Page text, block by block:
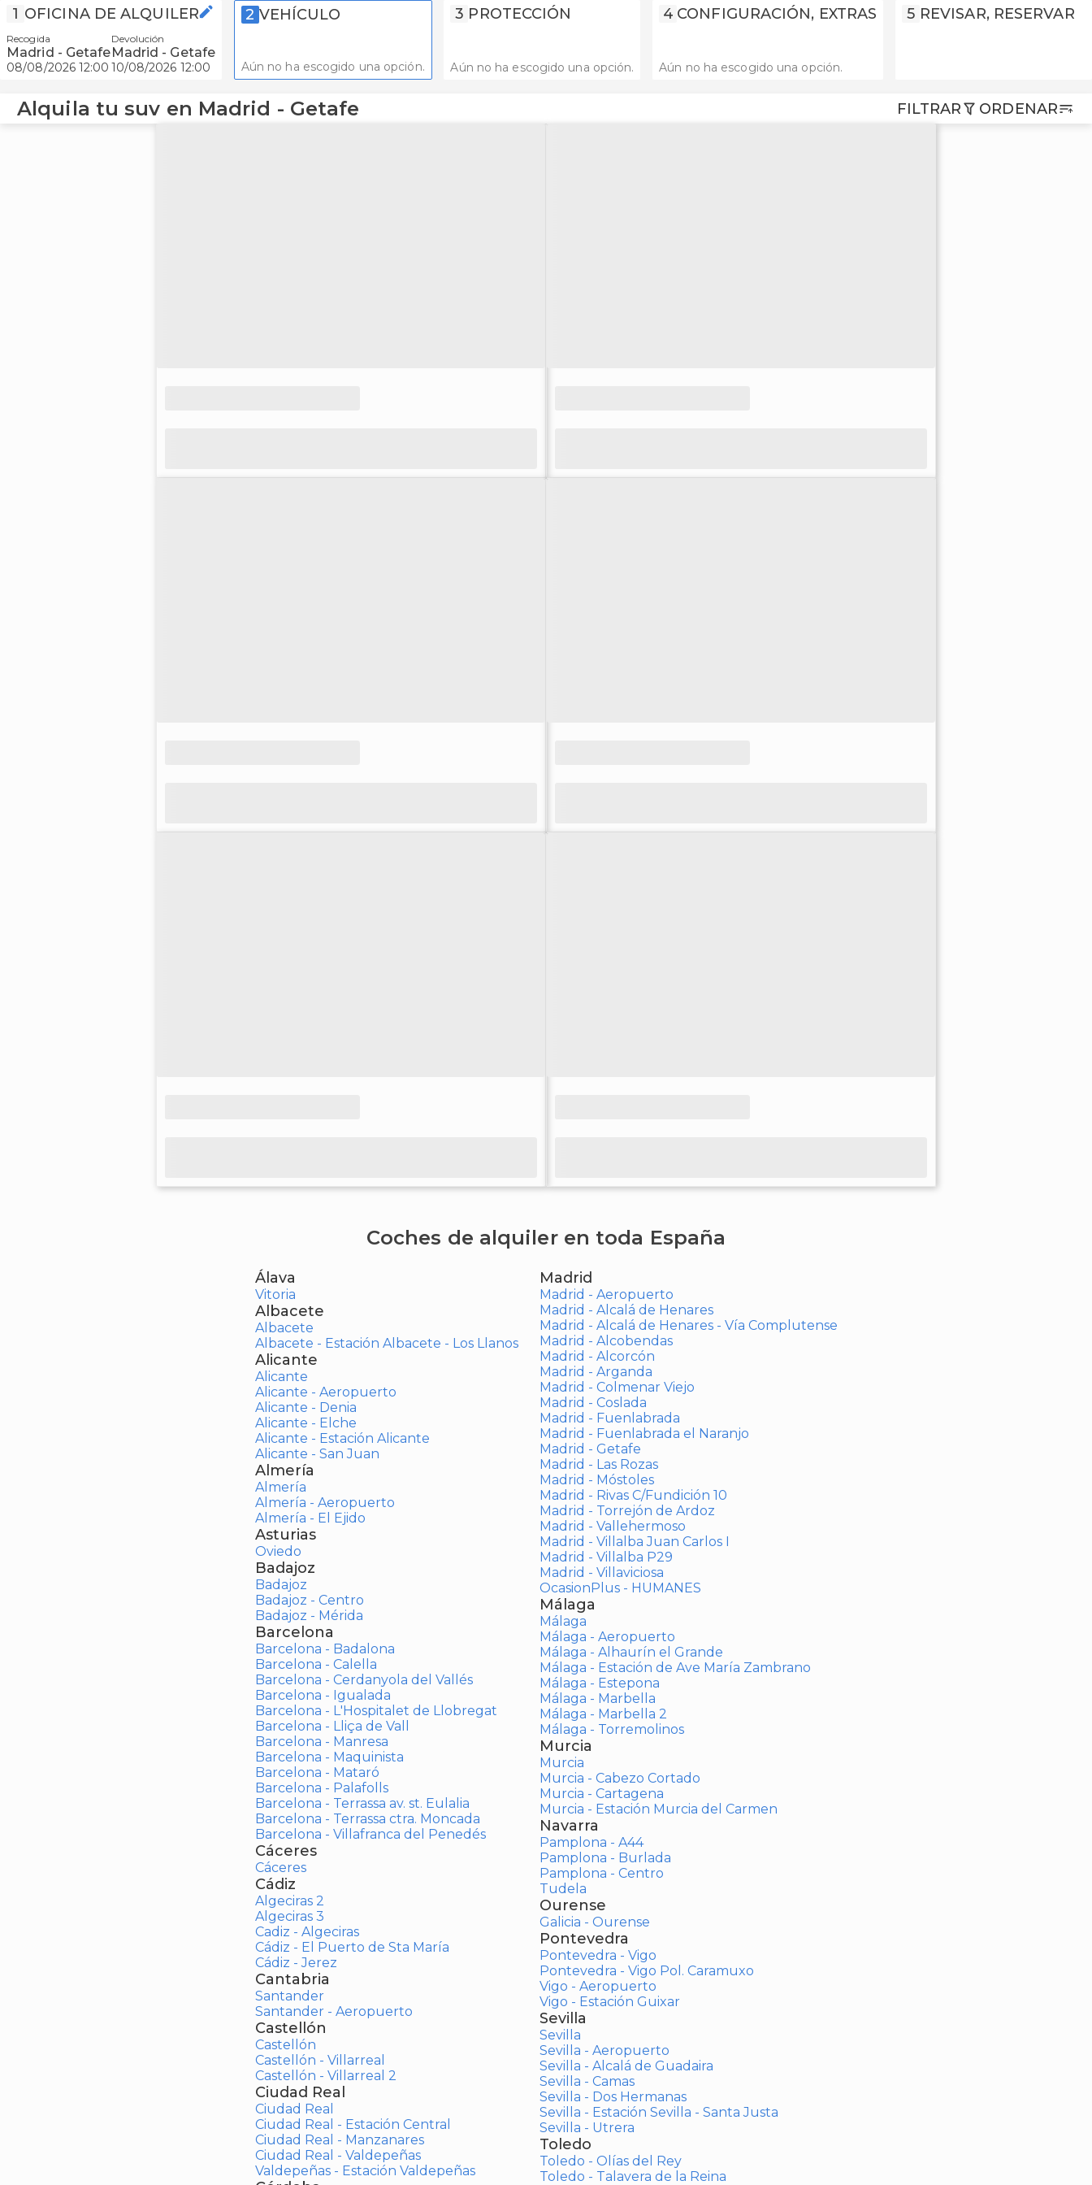
1 OFICINA DE ALQUILER
Recogida
Madrid - Getafe
08/08/2026 12:00
Devolución
Madrid - Getafe
10/08/2026 12:00
2 VEHÍCULO
Aún no ha escogido una opción.
3 PROTECCIÓN
Aún no ha escogido una opción.
4 CONFIGURACIÓN, EXTRAS
Aún no ha escogido una opción.
5 REVISAR, RESERVAR
Alquila tu suv en Madrid - Getafe FILTRAR ORDENAR
Coches de alquiler en toda España
Álava
Vitoria
Albacete
Albacete
Albacete - Estación Albacete - Los Llanos
Alicante
Alicante
Alicante - Aeropuerto
Alicante - Denia
Alicante - Elche
Alicante - Estación Alicante
Alicante - San Juan
Almería
Almería
Almería - Aeropuerto
Almería - El Ejido
Asturias
Oviedo
Badajoz
Badajoz
Badajoz - Centro
Badajoz - Mérida
Barcelona
Barcelona - Badalona
Barcelona - Calella
Barcelona - Cerdanyola del Vallés
Barcelona - Igualada
Barcelona - L'Hospitalet de Llobregat
Barcelona - Lliça de Vall
Barcelona - Manresa
Barcelona - Maquinista
Barcelona - Mataró
Barcelona - Palafolls
Barcelona - Terrassa av. st. Eulalia
Barcelona - Terrassa ctra. Moncada
Barcelona - Villafranca del Penedés
Cáceres
Cáceres
Cádiz
Algeciras 2
Algeciras 3
Cadiz - Algeciras
Cádiz - El Puerto de Sta María
Cádiz - Jerez
Cantabria
Santander
Santander - Aeropuerto
Castellón
Castellón
Castellón - Villarreal
Castellón - Villarreal 2
Ciudad Real
Ciudad Real
Ciudad Real - Estación Central
Ciudad Real - Manzanares
Ciudad Real - Valdepeñas
Valdepeñas - Estación Valdepeñas
Madrid
Madrid - Aeropuerto
Madrid - Alcalá de Henares
Madrid - Alcalá de Henares - Vía Complutense
Madrid - Alcobendas
Madrid - Alcorcón
Madrid - Arganda
Madrid - Colmenar Viejo
Madrid - Coslada
Madrid - Fuenlabrada
Madrid - Fuenlabrada el Naranjo
Madrid - Getafe
Madrid - Las Rozas
Madrid - Móstoles
Madrid - Rivas C/Fundición 10
Madrid - Torrejón de Ardoz
Madrid - Vallehermoso
Madrid - Villalba Juan Carlos I
Madrid - Villalba P29
Madrid - Villaviciosa
OcasionPlus - HUMANES
Málaga
Málaga
Málaga - Aeropuerto
Málaga - Alhaurín el Grande
Málaga - Estación de Ave María Zambrano
Málaga - Estepona
Málaga - Marbella
Málaga - Marbella 2
Málaga - Torremolinos
Murcia
Murcia
Murcia - Cabezo Cortado
Murcia - Cartagena
Murcia - Estación Murcia del Carmen
Navarra
Pamplona - A44
Pamplona - Burlada
Pamplona - Centro
Tudela
Ourense
Galicia - Ourense
Pontevedra
Pontevedra - Vigo
Pontevedra - Vigo Pol. Caramuxo
Vigo - Aeropuerto
Vigo - Estación Guixar
Sevilla
Sevilla
Sevilla - Aeropuerto
Sevilla - Alcalá de Guadaira
Sevilla - Camas
Sevilla - Dos Hermanas
Sevilla - Estación Sevilla - Santa Justa
Sevilla - Utrera
Toledo
Toledo - Olías del Rey
Toledo - Talavera de la Reina